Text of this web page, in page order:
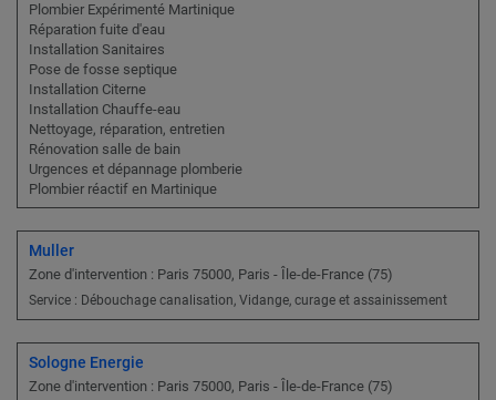
Plombier Expérimenté Martinique
Réparation fuite d'eau
Installation Sanitaires
Pose de fosse septique
Installation Citerne
Installation Chauffe-eau
Nettoyage, réparation, entretien
Rénovation salle de bain
Urgences et dépannage plomberie
Plombier réactif en Martinique
Muller
Zone d'intervention : Paris 75000, Paris - Île-de-France (75)
Service : Débouchage canalisation, Vidange, curage et assainissement
Sologne Energie
Zone d'intervention : Paris 75000, Paris - Île-de-France (75)